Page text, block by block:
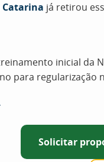
já retirou
inicial da
para regularização
Solicitar